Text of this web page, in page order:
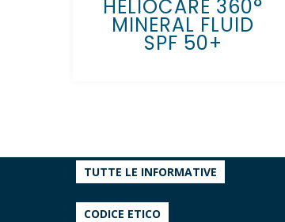
HELIOCARE 360°
MINERAL FLUID
SPF 50+
TUTTE LE INFORMATIVE
CODICE ETICO